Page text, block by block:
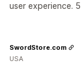
user experience.
SwordStore.com
USA